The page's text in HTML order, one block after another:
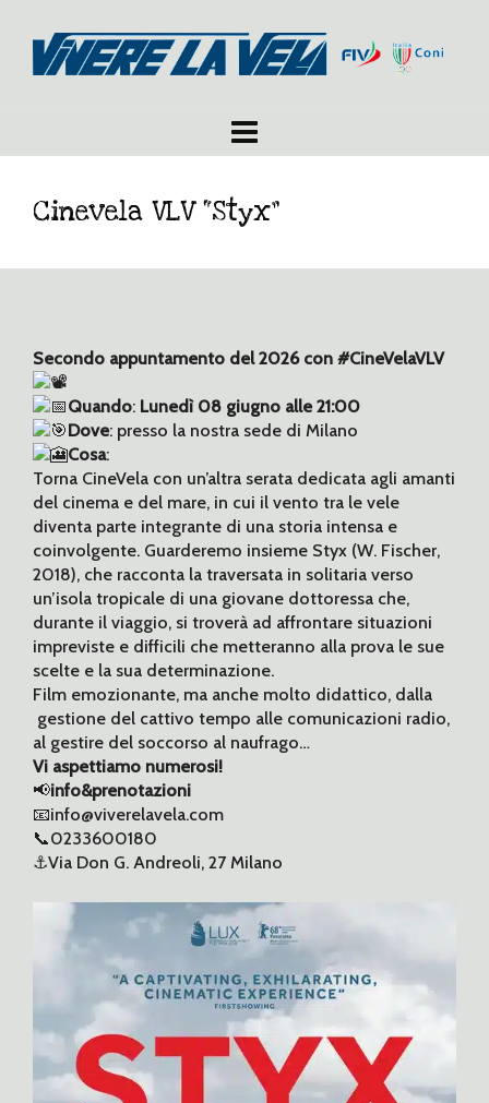
Cinevela VLV “Styx”
Secondo appuntamento del 2026 con #CineVelaVLV
Quando: Lunedì 08 giugno alle 21:00
Dove: presso la nostra sede di Milano
Cosa:
Torna CineVela con un’altra serata dedicata agli amanti
del cinema e del mare, in cui il vento tra le vele
diventa parte integrante di una storia intensa e
coinvolgente. Guarderemo insieme Styx (W. Fischer,
2018), che racconta la traversata in solitaria verso
un’isola tropicale di una giovane dottoressa che,
durante il viaggio, si troverà ad affrontare situazioni
impreviste e difficili che metteranno alla prova le sue
scelte e la sua determinazione.
Film emozionante, ma anche molto didattico, dalla
gestione del cattivo tempo alle comunicazioni radio,
al gestire del soccorso al naufrago…
Vi aspettiamo numerosi!
📢info&prenotazioni
📧info@viverelavela.com
📞0233600180
⚓️Via Don G. Andreoli, 27 Milano